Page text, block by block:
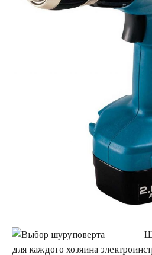
для каждого хозяина